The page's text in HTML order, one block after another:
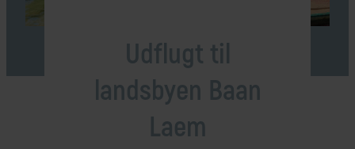
Udflugt til
landsbyen Baan
Laem